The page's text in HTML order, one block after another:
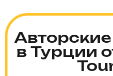
в Турции